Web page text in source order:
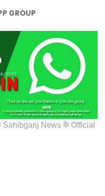
GROUP
Sahibganj News के Official